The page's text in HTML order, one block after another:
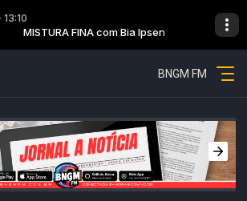
13:10
MISTURA FINA com Bia Ipsen
Mistura fina - Parte 1
BNGM FM